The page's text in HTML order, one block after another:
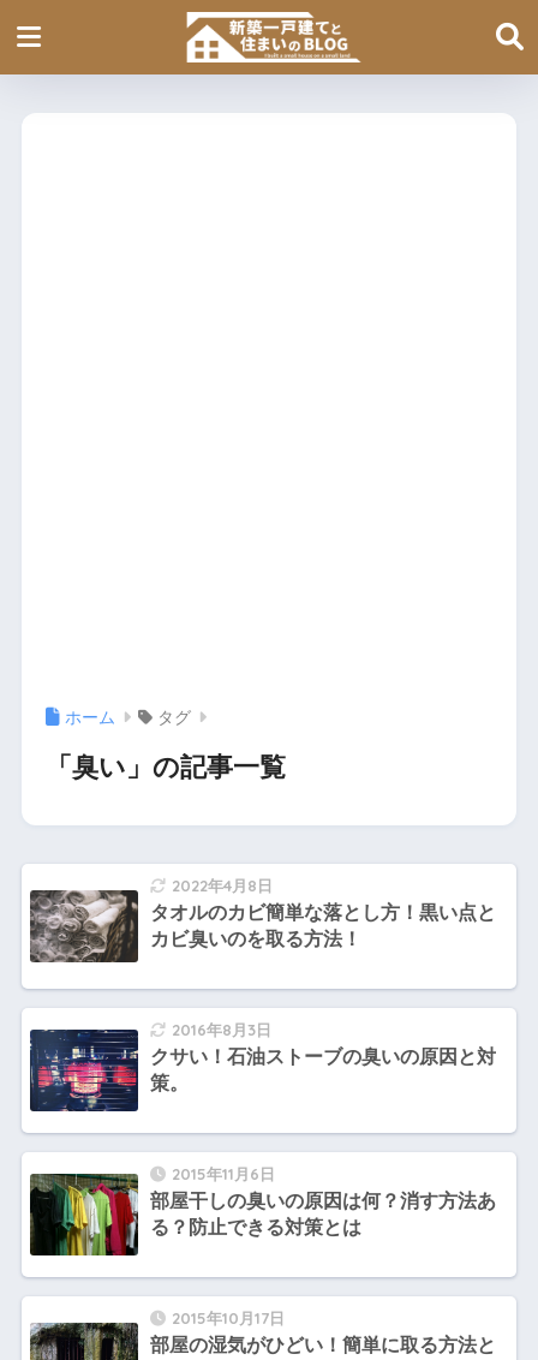
ホーム タグ
「臭い」の記事一覧
2022年4月8日
タオルのカビ簡単な落とし方！黒い点と
カビ臭いのを取る方法！
2016年8月3日
クサい！石油ストーブの臭いの原因と対
策。
2015年11月6日
部屋干しの臭いの原因は何？消す方法あ
る？防止できる対策とは
2015年10月17日
部屋の湿気がひどい！簡単に取る方法と